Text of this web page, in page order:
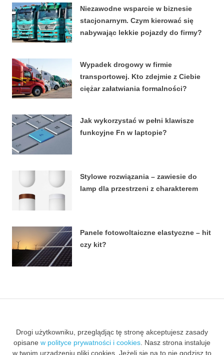
Niezawodne wsparcie w biznesie
stacjonarnym. Czym kierować się
nabywając lekkie pojazdy do firmy?
Wypadek drogowy w firmie
transportowej. Kto zdejmie z Ciebie
ciężar załatwiania formalności?
Jak wykorzystać w pełni klawisze
funkcyjne Fn w laptopie?
Stylowe rozwiązania – zawiesie do
lamp dla przestrzeni z charakterem
Panele fotowoltaiczne elastyczne – hit
czy kit?
Drogi użytkowniku, przeglądjąc tę stronę akceptujesz zasady
opisane w polityce prywatności i cookies . Nasz strona instaluje
w twoim urządzeniu pliki cookies. Jeżeli się na to nie godzisz to